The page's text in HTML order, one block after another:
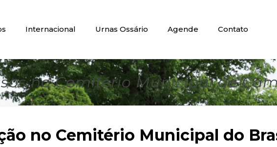
Internacional Urnas Ossário Agende Contato
no Cemitério Municipal de
no Cemitério Municipal do